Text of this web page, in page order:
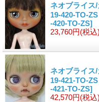
ネオブライス
19-420-TO-ZS
-420-TO-ZS]
23,760円(税込)
ネオブライス
19-421-TO-ZS
-421-TO-ZS]
42,570円(税込)